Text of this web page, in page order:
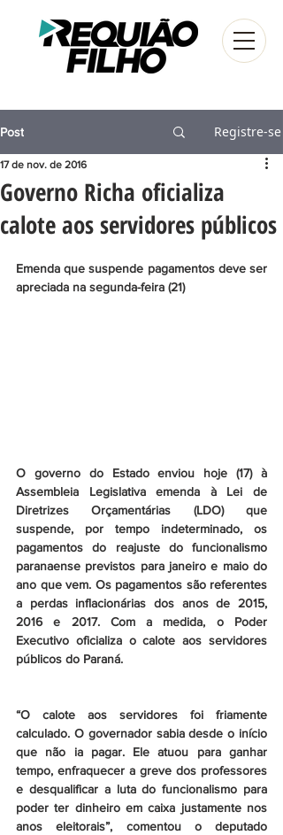
Post Registre-se
Governo Richa oficializa
calote aos servidores públicos
17 de nov. de 2016
Emenda que suspende pagamentos deve ser
apreciada na segunda-feira (21)
O governo do Estado enviou hoje (17) à
Assembleia Legislativa emenda à Lei de
Diretrizes Orçamentárias (LDO) que
suspende, por tempo indeterminado, os
pagamentos do reajuste do funcionalismo
paranaense previstos para janeiro e maio do
ano que vem. Os pagamentos são referentes
a perdas inflacionárias dos anos de 2015,
2016 e 2017. Com a medida, o Poder
Executivo oficializa o calote aos servidores
públicos do Paraná.
“O calote aos servidores foi friamente
calculado. O governador sabia desde o início
que não ia pagar. Ele atuou para ganhar
tempo, enfraquecer a greve dos professores
e desqualificar a luta do funcionalismo para
poder ter dinheiro em caixa justamente nos
anos eleitorais”, comentou o deputado